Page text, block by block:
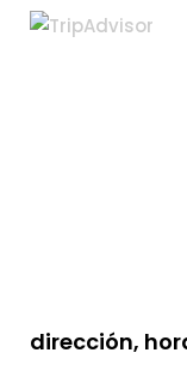
dirección,